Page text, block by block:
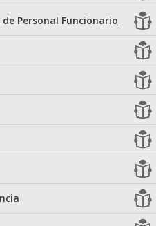
Personal Funcionario